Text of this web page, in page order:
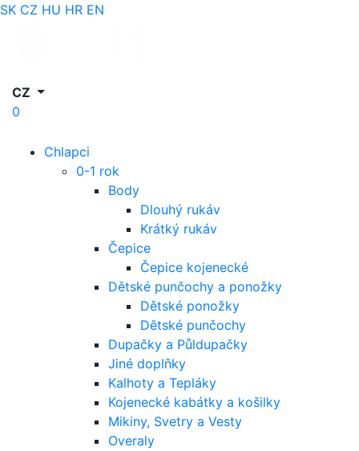
SK CZ HU HR EN
CZ
0
Chlapci
0-1 rok
Body
Dlouhý rukáv
Krátký rukáv
Čepice
Čepice kojenecké
Dětské punčochy a ponožky
Dětské ponožky
Dětské punčochy
Dupačky a Půldupačky
Jiné doplňky
Kalhoty a Tepláky
Kojenecké kabátky a košilky
Mikiny, Svetry a Vesty
Overaly